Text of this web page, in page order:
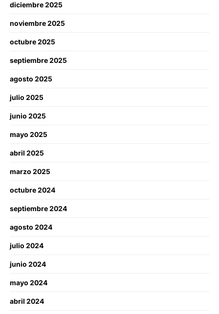
diciembre 2025
noviembre 2025
octubre 2025
septiembre 2025
agosto 2025
julio 2025
junio 2025
mayo 2025
abril 2025
marzo 2025
octubre 2024
septiembre 2024
agosto 2024
julio 2024
junio 2024
mayo 2024
abril 2024